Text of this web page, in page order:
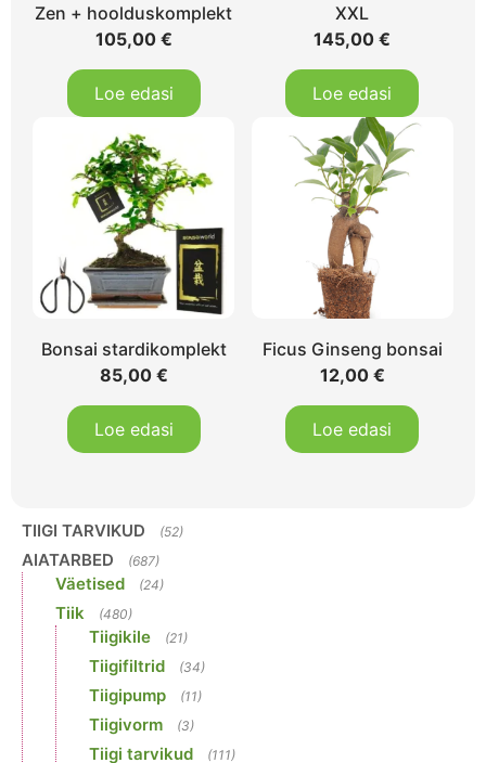
Zen + hoolduskomplekt
105,00 €
Loe edasi
XXL
145,00€
Loe edasi
Bonsai stardikomplekt
85,00 €
Loe edasi
Ficus Ginseng bonsai
12,00 €
Loe edasi
TIIGI TARVIKUD (52)
AIATARBED (687)
Väetised (24)
Tiik (480)
Tiigikile (21)
Tiigifiltrid (34)
Tiigipump (11)
Tiigivorm (3)
Tiigi tarvikud (111)